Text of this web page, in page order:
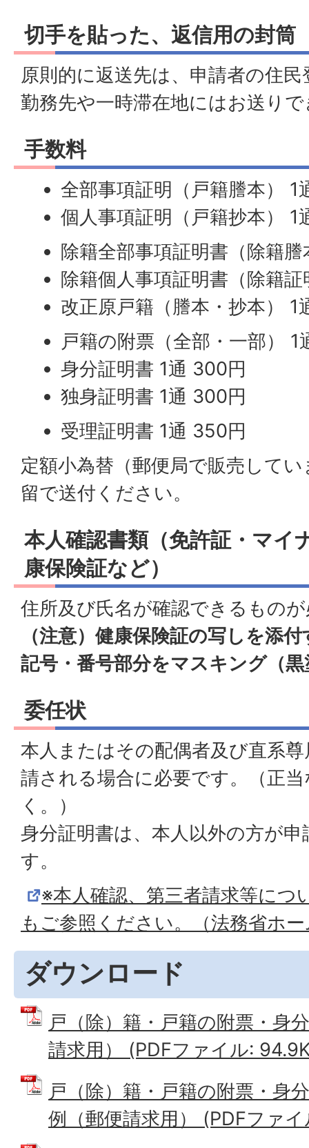
切手を貼った、返信用の封筒
原則的に返送先は、申請者の住
勤務先や一時滞在地にはお送り
手数料
全部事項証明（戸籍謄本） 1
個人事項証明（戸籍抄本） 1
除籍全部事項証明書（除籍
除籍個人事項証明書（除籍
改正原戸籍（謄本・抄本） 1
戸籍の附票（全部・一部）
身分証明書 1通 300円
独身証明書 1通 300円
受理証明書 1通 350円
定額小為替（郵便局で販売して
留で送付ください。
本人確認書類（免許証・マイ
康保険証など）
住所及び氏名が確認できるもの
（注意）健康保険証の写しを添
記号・番号部分をマスキング（
委任状
本人またはその配偶者及び直系
請される場合に必要です。（正
く。）
身分証明書は、本人以外の方が
す。
※本人確認、第三者請求等につ
もご参照ください。（法務省ホ
ダウンロード
戸（除）籍・戸籍の附票・身
請求用） (PDFファイル:
戸（除）籍・戸籍の附票・身
例（郵便請求用） (PDFファ